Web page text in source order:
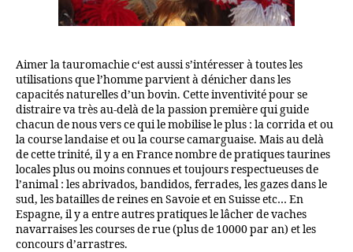
Aimer la tauromachie c‘est aussi s’intéresser à toutes les
utilisations que l’homme parvient à dénicher dans les
capacités naturelles d’un bovin. Cette inventivité pour se
distraire va très au-delà de la passion première qui guide
chacun de nous vers ce qui le mobilise le plus : la corrida et ou
la course landaise et ou la course camarguaise. Mais au delà
de cette trinité, il y a en France nombre de pratiques taurines
locales plus ou moins connues et toujours respectueuses de
l’animal : les abrivados, bandidos, ferrades, les gazes dans le
sud, les batailles de reines en Savoie et en Suisse etc… En
Espagne, il y a entre autres pratiques le lâcher de vaches
navarraises les courses de rue (plus de 10000 par an) et les
concours d’arrastres.